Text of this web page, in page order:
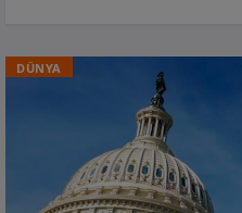
DÜNYA